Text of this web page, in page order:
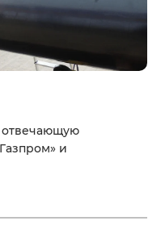
отвечающую
и